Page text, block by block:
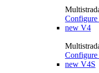
Configure
new V4
Configure
new V4S